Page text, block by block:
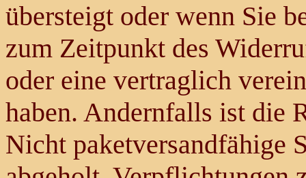
übersteigt oder wenn Sie
zum Zeitpunkt des
oder eine vertraglich
haben. Andernfalls ist die
Nicht paketversandfähige